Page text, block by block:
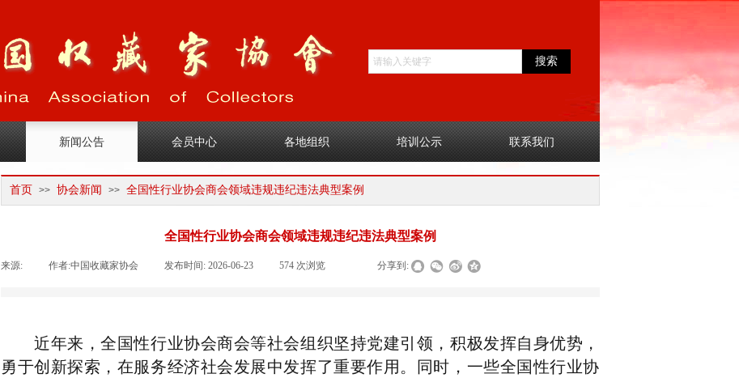
首页 >> 协会新闻 >> 全国性行业协会商会领域违规违纪违法典型案例
搜索
新闻公告 会员中心 各地组织 培训公示 联系我们
1
全国性行业协会商会领域违规违纪违法典型案例
来源: 作者:中国收藏家协会 发布时间: 2026-06-23 574 次浏览 分享到:
近年来，全国性行业协会商会等社会组织坚持党建引领，积极发挥自身优势，
勇于创新探索，在服务经济社会发展中发挥了重要作用。同时，一些全国性行业协